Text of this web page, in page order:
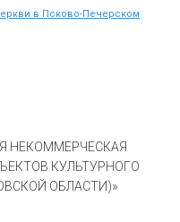
в Псково-Печерском
НЕКОММЕРЧЕСКАЯ
КУЛЬТУРНОГО
ОБЛАСТИ)»